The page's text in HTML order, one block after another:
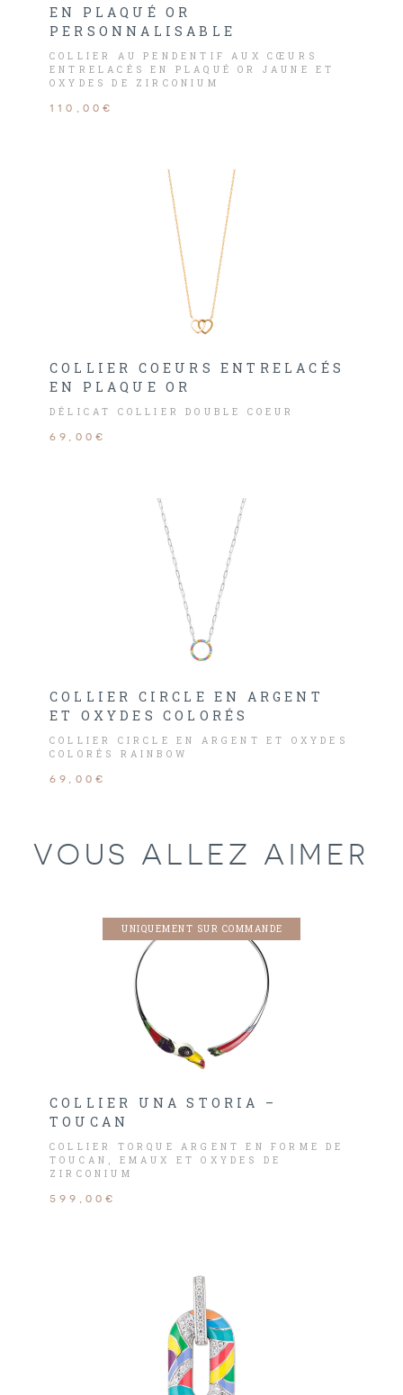
EN PLAQUÉ OR
PERSONNALISABLE
COLLIER AU PENDENTIF AUX CŒURS
ENTRELACÉS EN PLAQUÉ OR JAUNE ET
OXYDES DE ZIRCONIUM
110,00€
COLLIER COEURS ENTRELACÉS
EN PLAQUE OR
DÉLICAT COLLIER DOUBLE COEUR
69,00€
COLLIER CIRCLE EN ARGENT
ET OXYDES COLORÉS
COLLIER CIRCLE EN ARGENT ET OXYDES
COLORÉS RAINBOW
69,00€
VOUS ALLEZ AIMER
UNIQUEMENT SUR COMMANDE
COLLIER UNA STORIA –
TOUCAN
COLLIER TORQUE ARGENT EN FORME DE
TOUCAN, EMAUX ET OXYDES DE
ZIRCONIUM
599,00€